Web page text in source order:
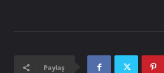
Paylaş